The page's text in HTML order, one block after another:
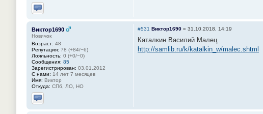
Отправить личное сообщение
Виктор1690
Новичок
Возраст: 48
Репутация: 78 (+84/−6)
Лояльность: 0 (+0/−0)
Сообщения: 85
Зарегистрирован: 03.01.2012
С нами: 14 лет 7 месяцев
Имя: Виктор
Откуда: СПб, ЛО, НО
Отправить личное сообщение
#531 Виктор1690 » 31.10.2018, 14:19
Каталкин Василий Малец
http://samlib.ru/k/katalkin_w/malec.shtml